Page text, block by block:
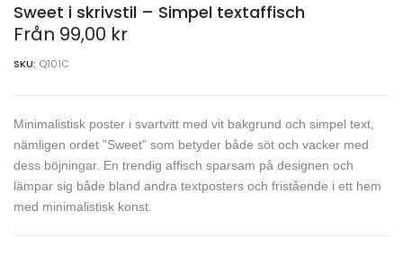
Sweet i skrivstil – Simpel textaffisch
Från 99,00 kr
SKU: Q101C
Minimalistisk poster i svartvitt med vit bakgrund och simpel text,
nämligen ordet ”Sweet” som betyder både söt och vacker med
dess böjningar. En trendig affisch sparsam på designen och
lämpar sig både bland andra textposters och fristående i ett hem
med minimalistisk konst.